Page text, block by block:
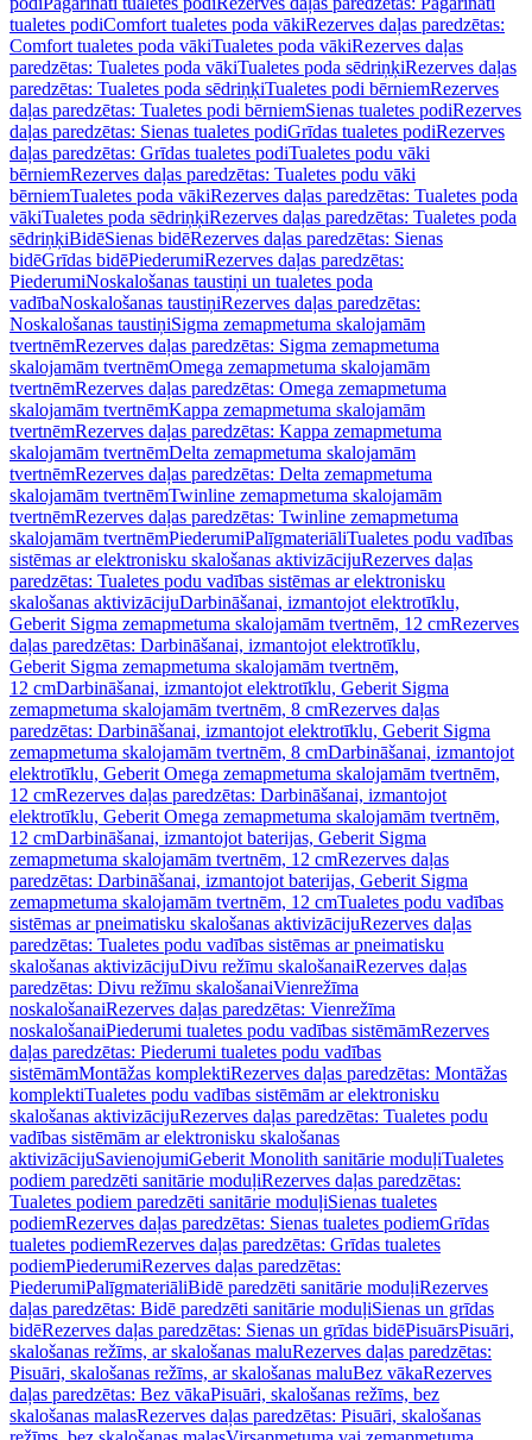
tualetes podiComfort tualetes poda vākiRezerves daļas paredzētas:
Comfort tualetes poda vākiTualetes poda vākiRezerves daļas
paredzētas: Tualetes poda vākiTualetes poda sēdriņķiRezerves daļas
paredzētas: Tualetes poda sēdriņķiTualetes podi bērniemRezerves
daļas paredzētas: Tualetes podi bērniemSienas tualetes podiRezerves
daļas paredzētas: Sienas tualetes podiGrīdas tualetes podiRezerves
daļas paredzētas: Grīdas tualetes podiTualetes podu vāki
bērniemRezerves daļas paredzētas: Tualetes podu vāki
bērniemTualetes poda vākiRezerves daļas paredzētas: Tualetes poda
vākiTualetes poda sēdriņķiRezerves daļas paredzētas: Tualetes poda
sēdriņķiBidēSienas bidēRezerves daļas paredzētas: Sienas
bidēGrīdas bidēPiederumiRezerves daļas paredzētas:
PiederumiNoskalošanas taustiņi un tualetes poda
vadībaNoskalošanas taustiņiRezerves daļas paredzētas:
Noskalošanas taustiņiSigma zemapmetuma skalojamām
tvertnēmRezerves daļas paredzētas: Sigma zemapmetuma
skalojamām tvertnēmOmega zemapmetuma skalojamām
tvertnēmRezerves daļas paredzētas: Omega zemapmetuma
skalojamām tvertnēmKappa zemapmetuma skalojamām
tvertnēmRezerves daļas paredzētas: Kappa zemapmetuma
skalojamām tvertnēmDelta zemapmetuma skalojamām
tvertnēmRezerves daļas paredzētas: Delta zemapmetuma
skalojamām tvertnēmTwinline zemapmetuma skalojamām
tvertnēmRezerves daļas paredzētas: Twinline zemapmetuma
skalojamām tvertnēmPiederumiPalīgmateriāliTualetes podu vadības
sistēmas ar elektronisku skalošanas aktivizācijuRezerves daļas
paredzētas: Tualetes podu vadības sistēmas ar elektronisku
skalošanas aktivizācijuDarbināšanai, izmantojot elektrotīklu,
Geberit Sigma zemapmetuma skalojamām tvertnēm, 12 cmRezerves
daļas paredzētas: Darbināšanai, izmantojot elektrotīklu,
Geberit Sigma zemapmetuma skalojamām tvertnēm,
12 cmDarbināšanai, izmantojot elektrotīklu, Geberit Sigma
zemapmetuma skalojamām tvertnēm, 8 cmRezerves daļas
paredzētas: Darbināšanai, izmantojot elektrotīklu, Geberit Sigma
zemapmetuma skalojamām tvertnēm, 8 cmDarbināšanai, izmantojot
elektrotīklu, Geberit Omega zemapmetuma skalojamām tvertnēm,
12 cmRezerves daļas paredzētas: Darbināšanai, izmantojot
elektrotīklu, Geberit Omega zemapmetuma skalojamām tvertnēm,
12 cmDarbināšanai, izmantojot baterijas, Geberit Sigma
zemapmetuma skalojamām tvertnēm, 12 cmRezerves daļas
paredzētas: Darbināšanai, izmantojot baterijas, Geberit Sigma
zemapmetuma skalojamām tvertnēm, 12 cmTualetes podu vadības
sistēmas ar pneimatisku skalošanas aktivizācijuRezerves daļas
paredzētas: Tualetes podu vadības sistēmas ar pneimatisku
skalošanas aktivizācijuDivu režīmu skalošanaiRezerves daļas
paredzētas: Divu režīmu skalošanaiVienrežīma
noskalošanaiRezerves daļas paredzētas: Vienrežīma
noskalošanaiPiederumi tualetes podu vadības sistēmāmRezerves
daļas paredzētas: Piederumi tualetes podu vadības
sistēmāmMontāžas komplektiRezerves daļas paredzētas: Montāžas
komplektiTualetes podu vadības sistēmām ar elektronisku
skalošanas aktivizācijuRezerves daļas paredzētas: Tualetes podu
vadības sistēmām ar elektronisku skalošanas
aktivizācijuSavienojumiGeberit Monolith sanitārie moduļiTualetes
podiem paredzēti sanitārie moduļiRezerves daļas paredzētas:
Tualetes podiem paredzēti sanitārie moduļiSienas tualetes
podiemRezerves daļas paredzētas: Sienas tualetes podiemGrīdas
tualetes podiemRezerves daļas paredzētas: Grīdas tualetes
podiemPiederumiRezerves daļas paredzētas:
PiederumiPalīgmateriāliBidē paredzēti sanitārie moduļiRezerves
daļas paredzētas: Bidē paredzēti sanitārie moduļiSienas un grīdas
bidēRezerves daļas paredzētas: Sienas un grīdas bidēPisuārsPisuāri,
skalošanas režīms, ar skalošanas maluRezerves daļas paredzētas:
Pisuāri, skalošanas režīms, ar skalošanas maluBez vākaRezerves
daļas paredzētas: Bez vākaPisuāri, skalošanas režīms, bez
skalošanas malasRezerves daļas paredzētas: Pisuāri, skalošanas